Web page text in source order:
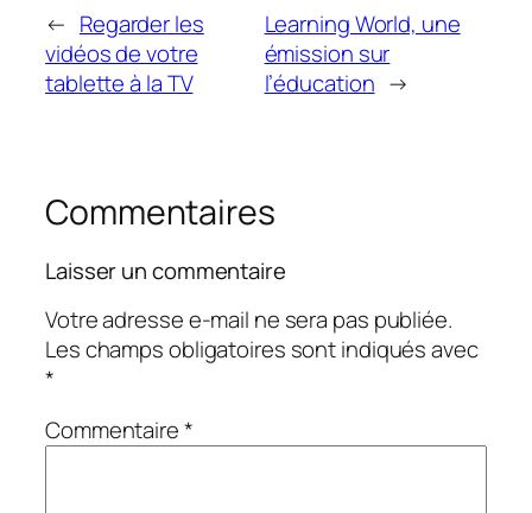
← Regarder les
vidéos de votre
tablette à la TV
Learning World, une
émission sur
l’éducation →
Commentaires
Laisser un commentaire
Votre adresse e-mail ne sera pas publiée.
Les champs obligatoires sont indiqués avec
*
Commentaire*